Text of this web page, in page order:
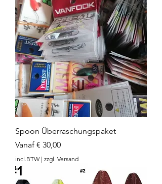
Spoon Überraschungspaket
Vanaf € 30,00
Verkoopprijs
incl.BTW | zzgl. Versand